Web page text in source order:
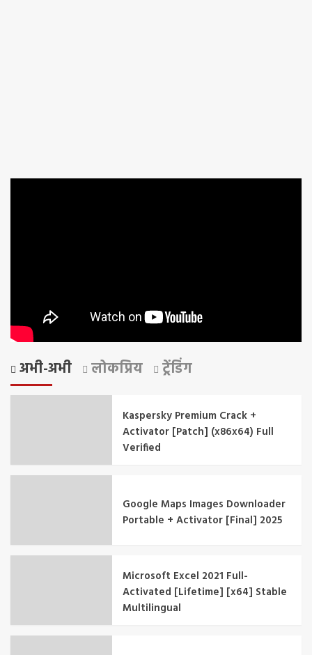
अभी-अभी लोकप्रिय ट्रेंडिंग
Kaspersky Premium Crack +
Activator [Patch] (x86x64) Full
Verified
Google Maps Images Downloader
Portable + Activator [Final] 2025
Microsoft Excel 2021 Full-
Activated [Lifetime] [x64] Stable
Multilingual